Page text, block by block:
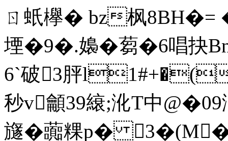
ㄖ 蚔欅� bz枫8BH�= �
堙�9�.嬝�蒭�6唱抉
6`破3胓l1#+�(
秒v龥39縗;沎T中
旞�虈粿p�